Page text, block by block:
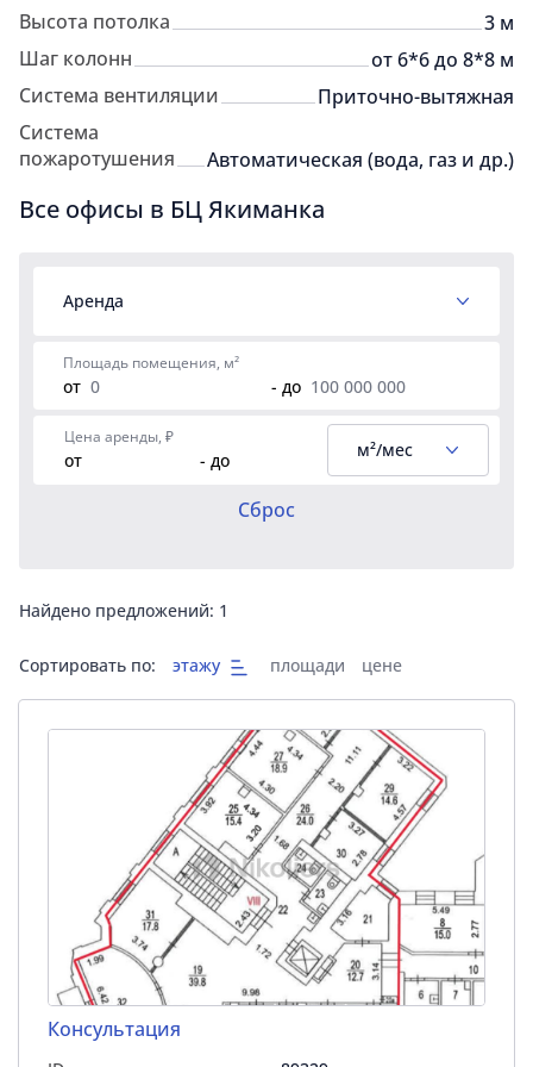
Высота потолка
3 м
Шаг колонн
от 6*6 до 8*8 м
Система вентиляции
Приточно-вытяжная
Система
пожаротушения
Автоматическая (вода, газ и др.)
Все офисы в БЦ Якиманка
Аренда
Площадь помещения, м²
от - до
Цена аренды, ₽
от - до м²/мес
Сброс
Найдено предложений: 1
Сортировать по: этажу площади цене
Консультация